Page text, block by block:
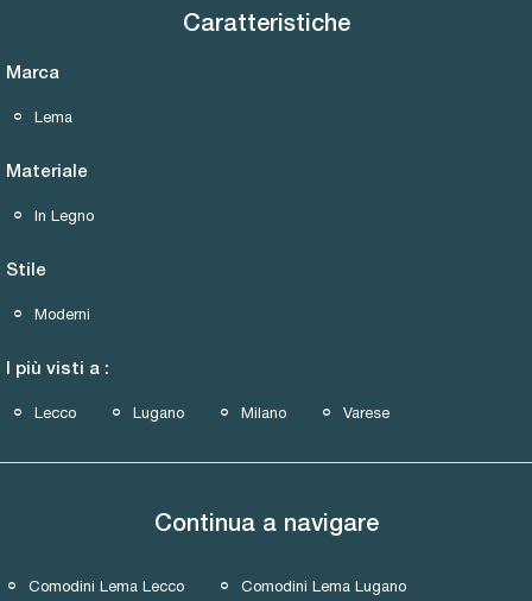
Caratteristiche
Marca
Lema
Materiale
In Legno
Stile
Moderni
I più visti a :
Lecco Lugano Milano Varese
Continua a navigare
Comodini Lema Lecco Comodini Lema Lugano